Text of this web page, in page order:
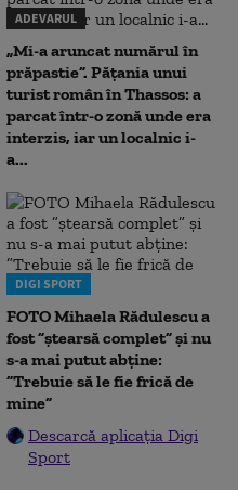
ADEVARUL
„Mi-a aruncat numărul în
prăpastie”. Pățania unui
turist român în Thassos: a
parcat într-o zonă unde era
interzis, iar un localnic i-
a...
DIGI SPORT
FOTO Mihaela Rădulescu a
fost ”ștearsă complet” și nu
s-a mai putut abține:
”Trebuie să le fie frică de
mine”
Descarcă aplicația Digi
Sport